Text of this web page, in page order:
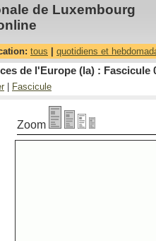
de Luxembourg
tous quotidiens et
de l'Europe (la) : Fascicule
Fascicule
Zoom